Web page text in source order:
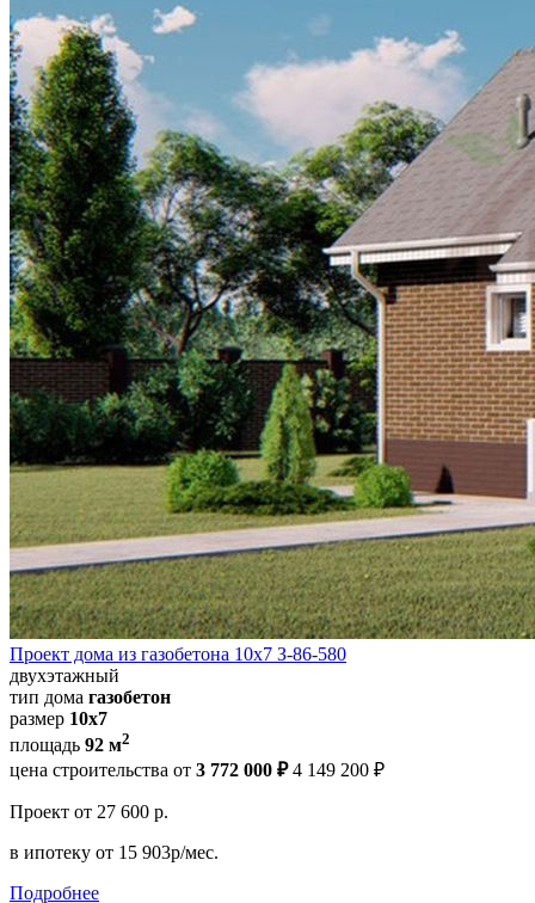
Проект дома из газобетона 10х7 З-86-580
двухэтажный
тип дома газобетон
размер 10х7
площадь 92 м2
цена строительства от 3 772 000 ₽ 4 149 200 ₽
Проект от 27 600 р.
в ипотеку от 15 903р/мес.
Подробнее